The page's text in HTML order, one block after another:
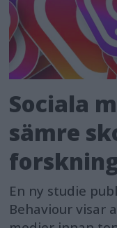
Sociala
sämre
En ny studie
Behaviour visar